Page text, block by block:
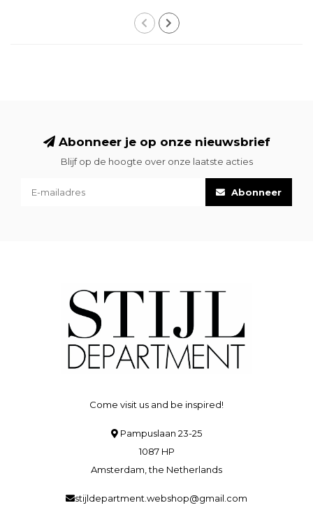
Abonneer je op onze nieuwsbrief
Blijf op de hoogte over onze laatste acties
Abonneer
Come visit us and be inspired!
Pampuslaan 23-25
1087 HP
Amsterdam, the Netherlands
stijldepartment.webshop@gmail.com